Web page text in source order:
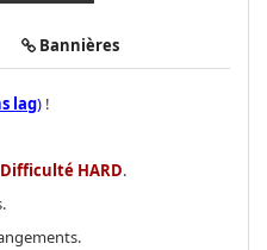
Bannières
lag) !
Difficulté HARD.